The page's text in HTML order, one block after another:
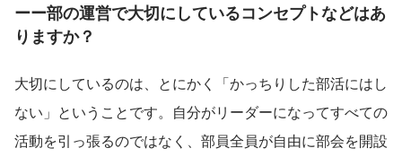
ーー部の運営で大切にしているコンセプトなどはあ
りますか？
大切にしているのは、とにかく「かっちりした部活にはし
ない」ということです。自分がリーダーになってすべての
活動を引っ張るのではなく、部員全員が自由に部会を開設